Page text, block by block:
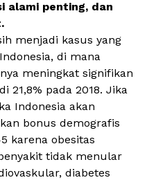
alami penting, dan
menjadi kasus yang
di mana
meningkat signifikan
21,8% pada 2018. Jika
Indonesia akan
bonus demografis
karena obesitas
tidak menular
diabetes